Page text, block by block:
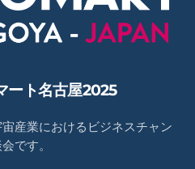
ート名古屋2025
産業におけるビジネスチャン
です。